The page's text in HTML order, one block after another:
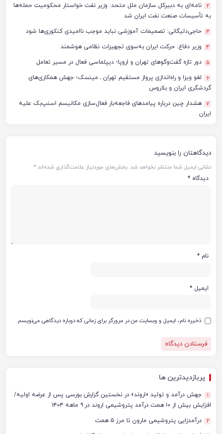
2
نامه‌ای به دبیرکل سازمان ملل متحد: وزیر نفت خواستار محکومیت حمله‌ها
به تأسیسات صنعت نفت ایران شد
3 حاجی‌دلیگانی: تصمیمات آموزشی نباید موجب ناامیدی کنکوری‌ها شود
4 وزیر دفاع: حرکت ایران به‌سوی تجهیزات نظامی هوشمند
5 دور تازه گفت‌وگوهای تهران و اروپا؛ دیپلماسی فعال در مسیر تعامل
6
لغو ویزا و راه‌اندازی پرواز مستقیم تهران ـ مینسک؛ جهش همکاری‌های
گردشگری ایران و بلاروس
7 هشدار چین درباره پیامدهای فاجعه‌بار فعال‌سازی مکانیسم اسنپ‌بک علیه
ایران
دیدگاهتان را بنویسید
نشانی ایمیل شما منتشر نخواهد شد. بخش‌های موردنیاز علامت‌گذاری شده‌اند*
دیدگاه *
نام *
ایمیل *
ذخیره نام، ایمیل و وبسایت من در مرورگر برای زمانی که دوباره دیدگاهی می‌نویسم.
پربازدیدترین ها
1
جهش درآمد و تولید «اروند» در نخستین گزارش بورسی پس از عرضه اولیه/
افزایش بیش از ۱۰ همت درآمد پتروشیمی اروند در ۹ ماهه ۱۴۰۴
2 درآمدزایی پتروشیمی مارون تا مرز ۵ همت